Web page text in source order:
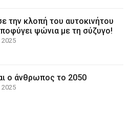
την κλοπή του αυτοκινήτου
ψώνια με τη σύζυγο!
2025
ο άνθρωπος το 2050
2025